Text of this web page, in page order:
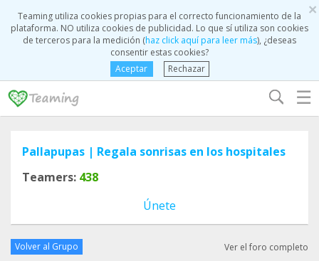
×
Teaming utiliza cookies propias para el correcto funcionamiento de la
plataforma. NO utiliza cookies de publicidad. Lo que sí utiliza son cookies
de terceros para la medición (haz click aquí para leer más), ¿deseas
consentir estas cookies?
Aceptar
Rechazar
☰
Pallapupas | Regala sonrisas en los hospitales
Teamers: 438
Únete
Volver al Grupo Ver el foro completo